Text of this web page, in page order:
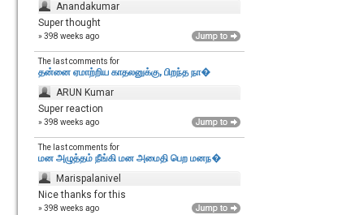
Anandakumar
Super thought
» 398 weeks ago
The last comments for
தன்னை ஏமாற்றிய காதலனுக்கு, பிறந்த நா�
ARUN Kumar
Super reaction
» 398 weeks ago
The last comments for
மன அழுத்தம் நீங்கி மன அமைதி பெற‌ மனந�
Marispalanivel
Nice thanks for this
» 398 weeks ago